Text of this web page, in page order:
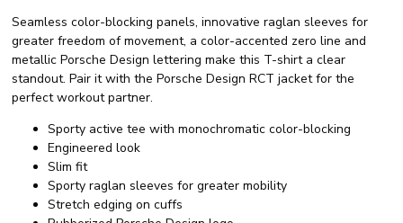
Seamless color-blocking panels, innovative raglan sleeves for
greater freedom of movement, a color-accented zero line and
metallic Porsche Design lettering make this T-shirt a clear
standout. Pair it with the Porsche Design RCT jacket for the
perfect workout partner.
Sporty active tee with monochromatic color-blocking
Engineered look
Slim fit
Sporty raglan sleeves for greater mobility
Stretch edging on cuffs